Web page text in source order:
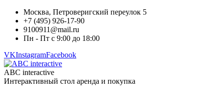
Москва, Петроверигский переулок 5
+7 (495) 926-17-90
9100911@mail.ru
Пн - Пт с 9:00 до 18:00
VKInstagramFacebook
ABC interactive
Интерактивный стол аренда и покупка